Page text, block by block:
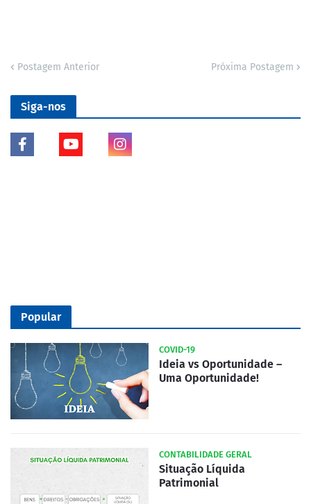
Postagem Anterior Próxima Postagem
Siga-nos
Popular
COVID-19
Ideia vs Oportunidade –
Uma Oportunidade!
CONTABILIDADE GERAL
Situação Líquida
Patrimonial